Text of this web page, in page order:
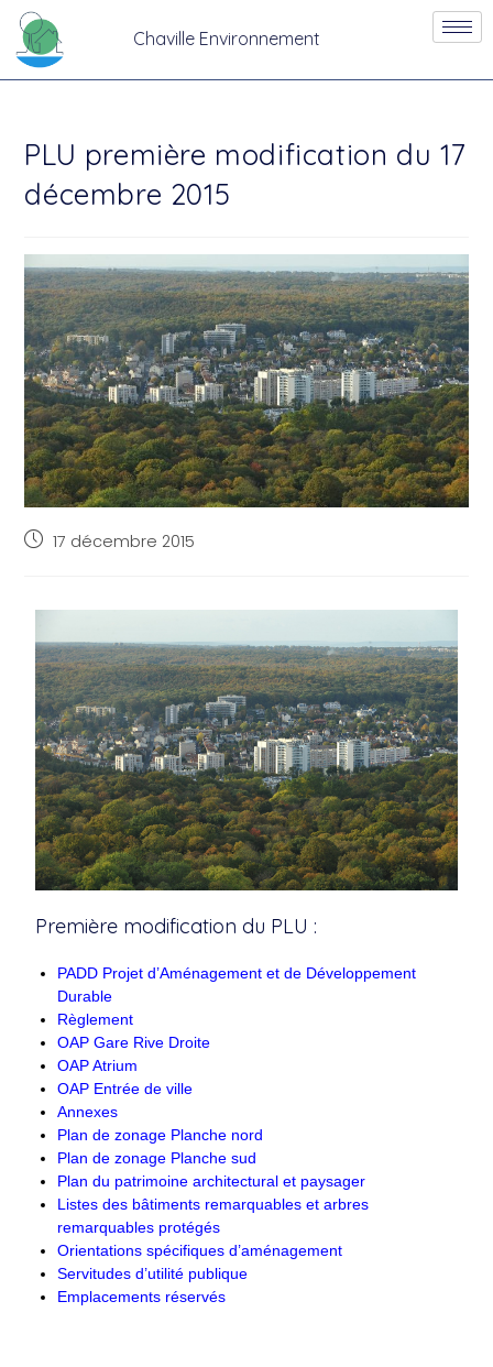
Chaville Environnement
PLU première modification du 17
décembre 2015
17 décembre 2015
Première modification du PLU :
PADD Projet d’Aménagement et de Développement
Durable
Règlement
OAP Gare Rive Droite
OAP Atrium
OAP Entrée de ville
Annexes
Plan de zonage Planche nord
Plan de zonage Planche sud
Plan du patrimoine architectural et paysager
Listes des bâtiments remarquables et arbres
remarquables protégés
Orientations spécifiques d’aménagement
Servitudes d’utilité publique
Emplacements réservés